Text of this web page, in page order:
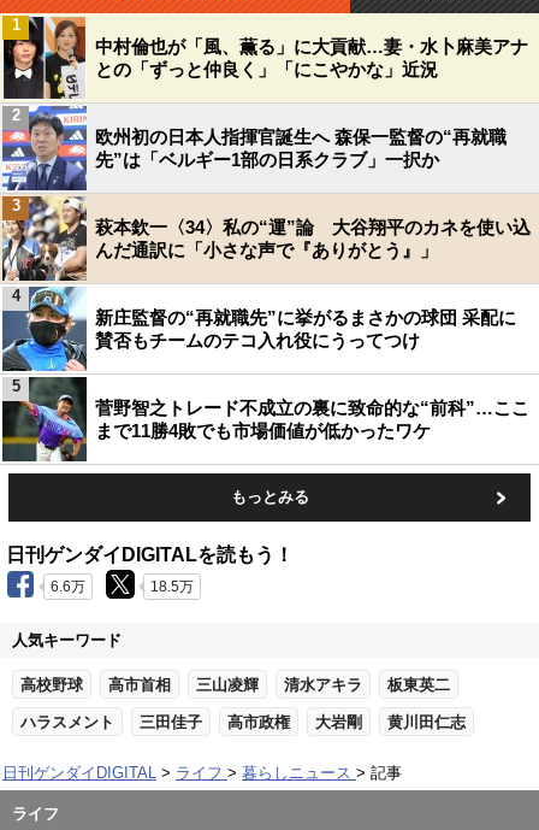
中村倫也が「風、薫る」に大貢献…妻・水卜麻美アナ
との「ずっと仲良く」「にこやかな」近況
1
欧州初の日本人指揮官誕生へ 森保一監督の“再就職
先”は「ベルギー1部の日系クラブ」一択か
2
萩本欽一〈34〉私の“運”論 大谷翔平のカネを使い込
んだ通訳に「小さな声で『ありがとう』」
3
新庄監督の“再就職先”に挙がるまさかの球団 采配に
賛否もチームのテコ入れ役にうってつけ
4
菅野智之トレード不成立の裏に致命的な“前科”…ここ
まで11勝4敗でも市場価値が低かったワケ
5
もっとみる
日刊ゲンダイDIGITALを読もう！
6.6万 18.5万
人気キーワード
高校野球 高市首相 三山凌輝 清水アキラ 板東英二
ハラスメント 三田佳子 高市政権 大岩剛 黄川田仁志
日刊ゲンダイDIGITAL ライフ 暮らしニュース 記事
ライフ